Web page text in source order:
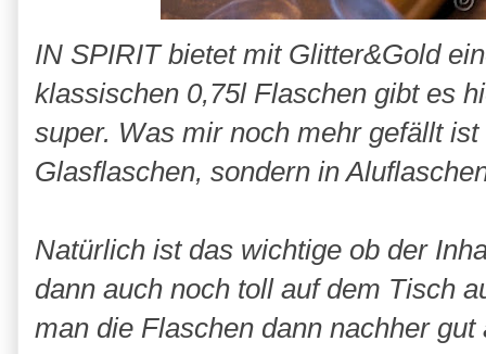
IN SPIRIT bietet mit Glitter&Gold
klassischen 0,75l Flaschen gibt es
super. Was mir noch mehr gefällt
Glasflaschen, sondern in
Natürlich ist das wichtige ob der
dann auch noch toll auf dem Tisch
man die Flaschen dann nachher